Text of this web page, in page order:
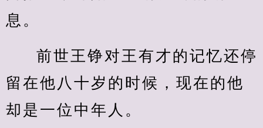
息。
前世王铮对王有才的记忆还停
留在他八十岁的时候，现在的他
却是一位中年人。